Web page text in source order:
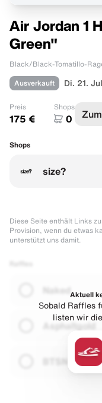
Air Jordan 1
Green"
Black/Black-Tomatillo-
Ausverkauft Di. 21.
Preis
175 €
Shops
0
Shops
size?
Diese Seite enthält Links
Provision, wenn du etwas
unterstützt uns damit.
Naked
Asphaltgold
Aktuell
Sobald Raffles
listen wir